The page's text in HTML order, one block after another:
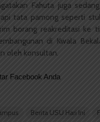
Fahuta juga
tata pamong seperti
borang reakreditasi ke
di Kwala
oleh konsultan.
Facebook Anda
Berita USU Hari Ini